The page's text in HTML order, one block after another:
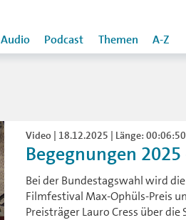
Audio Podcast Themen A-Z
Video | 18.12.2025 | Länge: 00:06:50
Begegnungen 2025
Bei der Bundestagswahl wird
Filmfestival Max-Ophüls-Preis
Preisträger Lauro Cress über